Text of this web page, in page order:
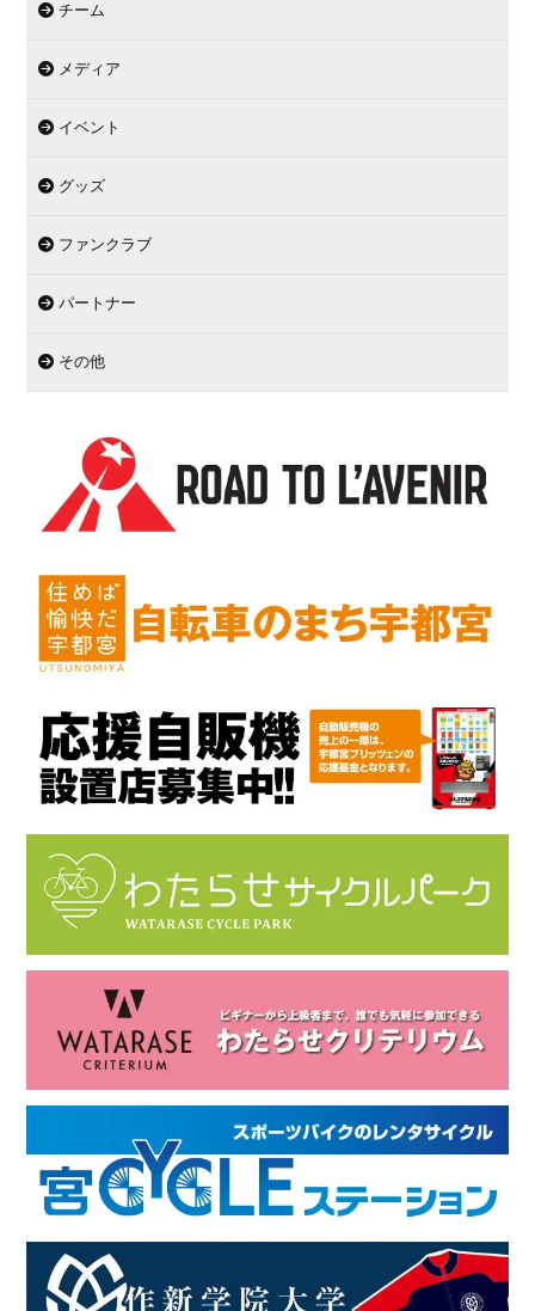
チーム
メディア
イベント
グッズ
ファンクラブ
パートナー
その他